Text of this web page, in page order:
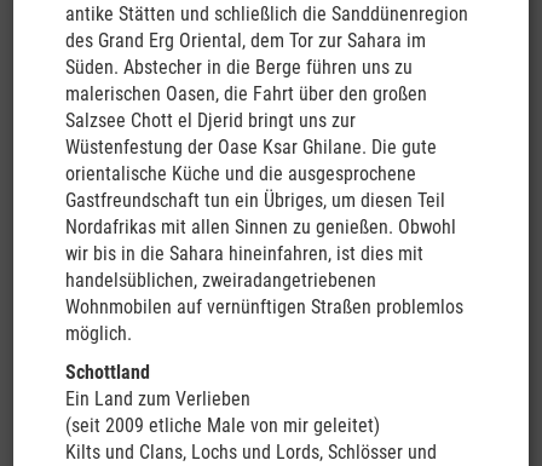
antike Stätten und schließlich die Sanddünenregion
des Grand Erg Oriental, dem Tor zur Sahara im
Süden. Abstecher in die Berge führen uns zu
malerischen Oasen, die Fahrt über den großen
Salzsee Chott el Djerid bringt uns zur
Wüstenfestung der Oase Ksar Ghilane. Die gute
orientalische Küche und die ausgesprochene
Gastfreundschaft tun ein Übriges, um diesen Teil
Nordafrikas mit allen Sinnen zu genießen. Obwohl
wir bis in die Sahara hineinfahren, ist dies mit
handelsüblichen, zweiradangetriebenen
Wohnmobilen auf vernünftigen Straßen problemlos
möglich.
Schottland
Ein Land zum Verlieben
(seit 2009 etliche Male von mir geleitet)
Kilts und Clans, Lochs und Lords, Schlösser und
Reise buchen
Vorwort
Reisebeschreibung
Reiseleistungen und Preise
Wohnmobile
Impressionen